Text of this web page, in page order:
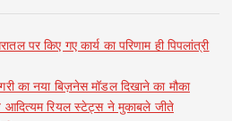
पर किए गए कार्य का परिणाम ही पिपलांत्री
का नया बिज़नेस मॉडल दिखाने का मौका
आदित्यम रियल स्टेट्स ने मुकाबले जीते